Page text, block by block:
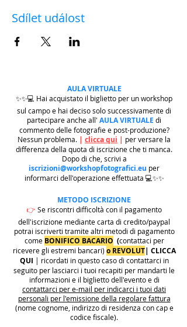
Sdílet událost
AULA VIRTUALE
✨✨💻 Hai acquistato il biglietto per un workshop
sul campo e hai deciso solo successivamente di
partecipare anche all' AULA VIRTUALE di
commento delle fotografie e post-produzione?
Nessun problema. | clicca qui | per versare la
differenza della quota di iscrizione che ti manca.
Dopo di che, scrivi a
iscrizioni@workshopfotografici.eu per
informarci dell'operazione effettuata 💻✨✨
METODO ISCRIZIONE
👉 Se riscontri difficoltà con il pagamento
dell'iscrizione mediante carta di credito/paypal
potrai iscriverti tramite altri metodi di pagamento
come BONIFICO BACARIO (contattaci per
ricevere gli estremi bancari) o REVOLUT| CLICCA
QUI | ricordati in questo caso di contattarci in
seguito per lasciarci i tuoi recapiti per mandarti le
informazioni e il biglietto dell'evento e di
contattarci per e-mail per indicarci i tuoi dati
personali per l'emissione della regolare fattura
(nome cognome, indirizzo di residenza con cap e
codice fiscale).